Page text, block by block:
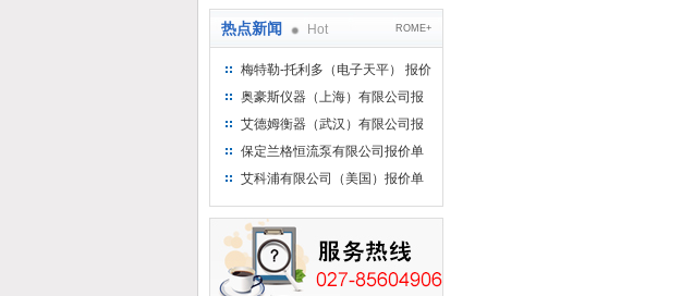
热点新闻 Hot ROME+
梅特勒-托利多（电子天平） 报价
单
奥豪斯仪器（上海）有限公司报
价单
艾德姆衡器（武汉）有限公司报
价单
保定兰格恒流泵有限公司报价单
艾科浦有限公司（美国）报价单